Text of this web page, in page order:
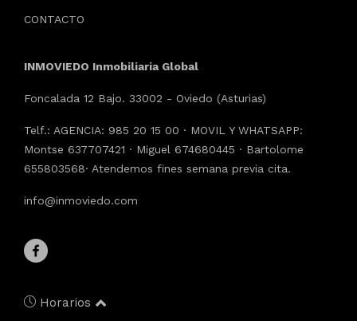
CONTACTO
INMOVIEDO Inmobiliaria Global
Foncalada 12 Bajo. 33002 - Oviedo (Asturias)
Telf.: AGENCIA: 985 20 15 00 · MOVIL Y WHATSAPP:
Montse 637707421 · Miguel 674680445 · Bartolome
655803568· Atendemos fines semana previa cita.
info@inmoviedo.com
Horarios